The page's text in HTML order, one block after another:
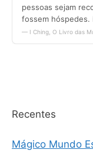
Recentes
Mágico Mundo